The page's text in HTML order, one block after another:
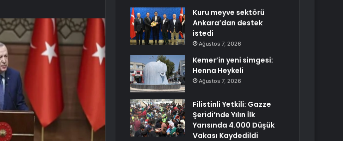
Kuru meyve sektörü
Ankara’dan destek
istedi
Ağustos 7, 2026
Kemer’in yeni simgesi:
Henna Heykeli
Ağustos 7, 2026
Filistinli Yetkili: Gazze
Şeridi’nde Yılın İlk
Yarısında 4.000 Düşük
Vakası Kaydedildi